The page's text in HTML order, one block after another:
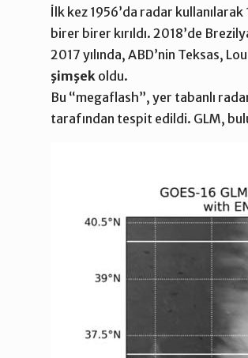
İlk kez 1956’da radar
birer birer kırıldı. 2018’de
2017 yılında, ABD’nin Teksas,
şimşek oldu.
Bu “megaflash”, yer tabanlı
tarafından tespit edildi. GLM,